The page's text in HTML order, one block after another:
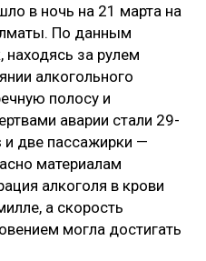
в ночь на 21 марта на
По данным
находясь за рулем
алкогольного
полосу и
аварии стали 29-
и две пассажирки —
материалам
алкоголя в крови
а скорость
могла достигать